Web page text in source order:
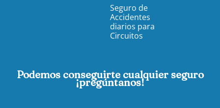
Seguro de
Accidentes
diarios para
Circuitos
Podemos conseguirte cualquier seguro
¡pregúntanos!